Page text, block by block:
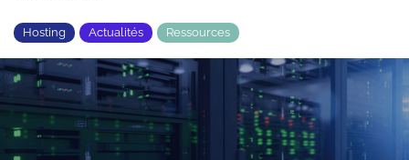
Hosting Actualités Ressources